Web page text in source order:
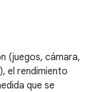
(juegos, cámara,
el rendimiento
que se